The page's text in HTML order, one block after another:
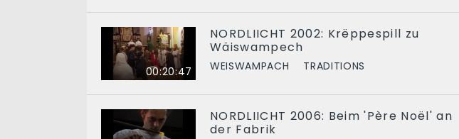
00:20:47
NORDLIICHT 2002: Krëppespill zu
Wäiswampech
WEISWAMPACH TRADITIONS
NORDLIICHT 2006: Beim 'Père Noël' an
der Fabrik